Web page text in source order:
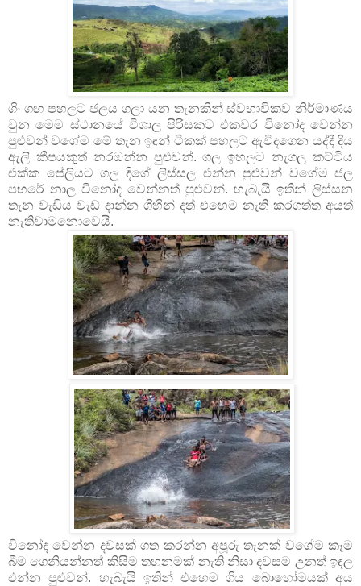
ගිං ගඟපහලට ජලය ගලා යන තැනකින් ස්වභාවිකව නිර්මාණය
වුන මෙම ස්ථානයේ විශාල පිරිසකට එකවර විනෝද වෙන්න
පුළුවන් වගේම මේ තැන ඉඳන් ටිකක් පහලට ඇවිදගෙන යද්දී දිය
ඇලි කීපයකුත් නරඹන්න පුළුවන්. ගල ඉහලට නැගල කට්ටිය
එක්ක පේලියට ගල දිගේ ලිස්සල එන්න පුළුවන් වගේම ජල
පහරේ නාල විනෝද වෙන්නත් පුළුවන්. හැබැයි ඉතින් ලිස්සන
තැන වැඩිය වැඩ දාන්න ගිහින් දත් එහෙම නැති කරගත්ත අයත්
නැතිවාමනොවෙයි.
විනෝද වෙන්න දවසක් ගත කරන්න අපූරු තැනක් වගේම කෑම
බීම ගෙනියන්නත් කිසිම තහනමක් නැති නිසා දවසම උනත් ඉඳල
එන්න පුළුවන්. හැබැයි ඉතින් එහෙම ගිය බොහෝමයක් අය